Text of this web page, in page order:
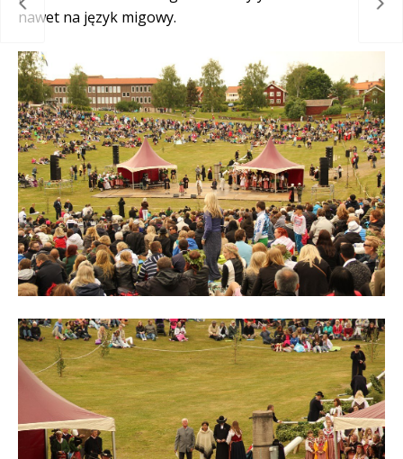
nawet na język migowy.